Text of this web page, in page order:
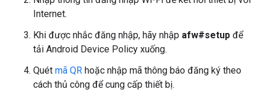
Internet.
Khi được nhắc đăng nhập, hãy nhập afw#setup để
tải Android Device Policy xuống.
Quét mã QR hoặc nhập mã thông báo đăng ký theo
cách thủ công để cung cấp thiết bị.